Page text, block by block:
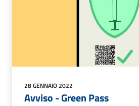
28 GENNAIO 2022
Avviso - Green Pass